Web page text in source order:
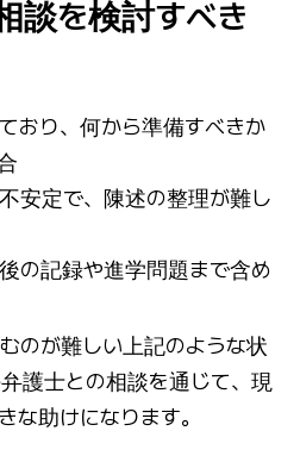
談を検討すべき
おり、何から準備すべきか
安定で、陳述の整理が難し
の記録や進学問題まで含め
のが難しい上記のような状
護士との相談を通じて、現
な助けになります。